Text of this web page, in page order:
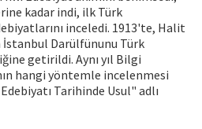
kadar indi, ilk Türk
inceledi. 1913'te, Halit
İstanbul Darülfünunu Türk
getirildi. Aynı yıl Bilgi
hangi yöntemle incelenmesi
Tarihinde Usul" adlı